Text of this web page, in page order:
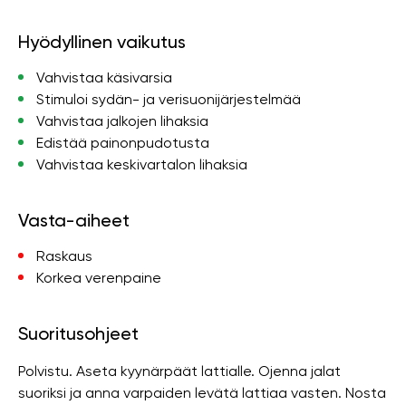
Hyödyllinen vaikutus
Vahvistaa käsivarsia
Stimuloi sydän- ja verisuonijärjestelmää
Vahvistaa jalkojen lihaksia
Edistää painonpudotusta
Vahvistaa keskivartalon lihaksia
Vasta-aiheet
Raskaus
Korkea verenpaine
Suoritusohjeet
Polvistu. Aseta kyynärpäät lattialle. Ojenna jalat
suoriksi ja anna varpaiden levätä lattiaa vasten. Nosta